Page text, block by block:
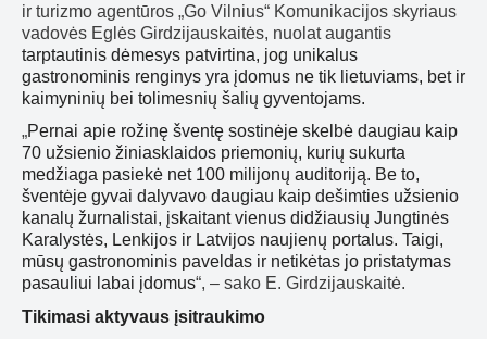
ir turizmo agentūros „Go Vilnius“ Komunikacijos skyriaus
vadovės Eglės Girdzijauskaitės, nuolat augantis
tarptautinis dėmesys patvirtina, jog unikalus
gastronominis renginys yra įdomus ne tik lietuviams, bet ir
kaimyninių bei tolimesnių šalių gyventojams.
„Pernai apie rožinę šventę sostinėje skelbė daugiau kaip
70 užsienio žiniasklaidos priemonių, kurių sukurta
medžiaga pasiekė net 100 milijonų auditoriją. Be to,
šventėje gyvai dalyvavo daugiau kaip dešimties užsienio
kanalų žurnalistai, įskaitant vienus didžiausių Jungtinės
Karalystės, Lenkijos ir Latvijos naujienų portalus. Taigi,
mūsų gastronominis paveldas ir netikėtas jo pristatymas
pasauliui labai įdomus“, – sako E. Girdzijauskaitė.
Tikimasi aktyvaus įsitraukimo